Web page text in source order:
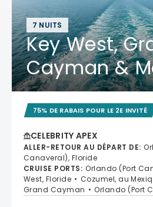
7 NUITS
Key West,
Cayman &
75% DE RABAIS POUR LE 2E INVITÉ
CELEBRITY APEX
ALLER-RETOUR AU DÉPART DE:
Canaveral), Floride
CRUISE PORTS: Orlando (Port
West, Floride
Cozumel, au
Grand Cayman
Orlando (Port